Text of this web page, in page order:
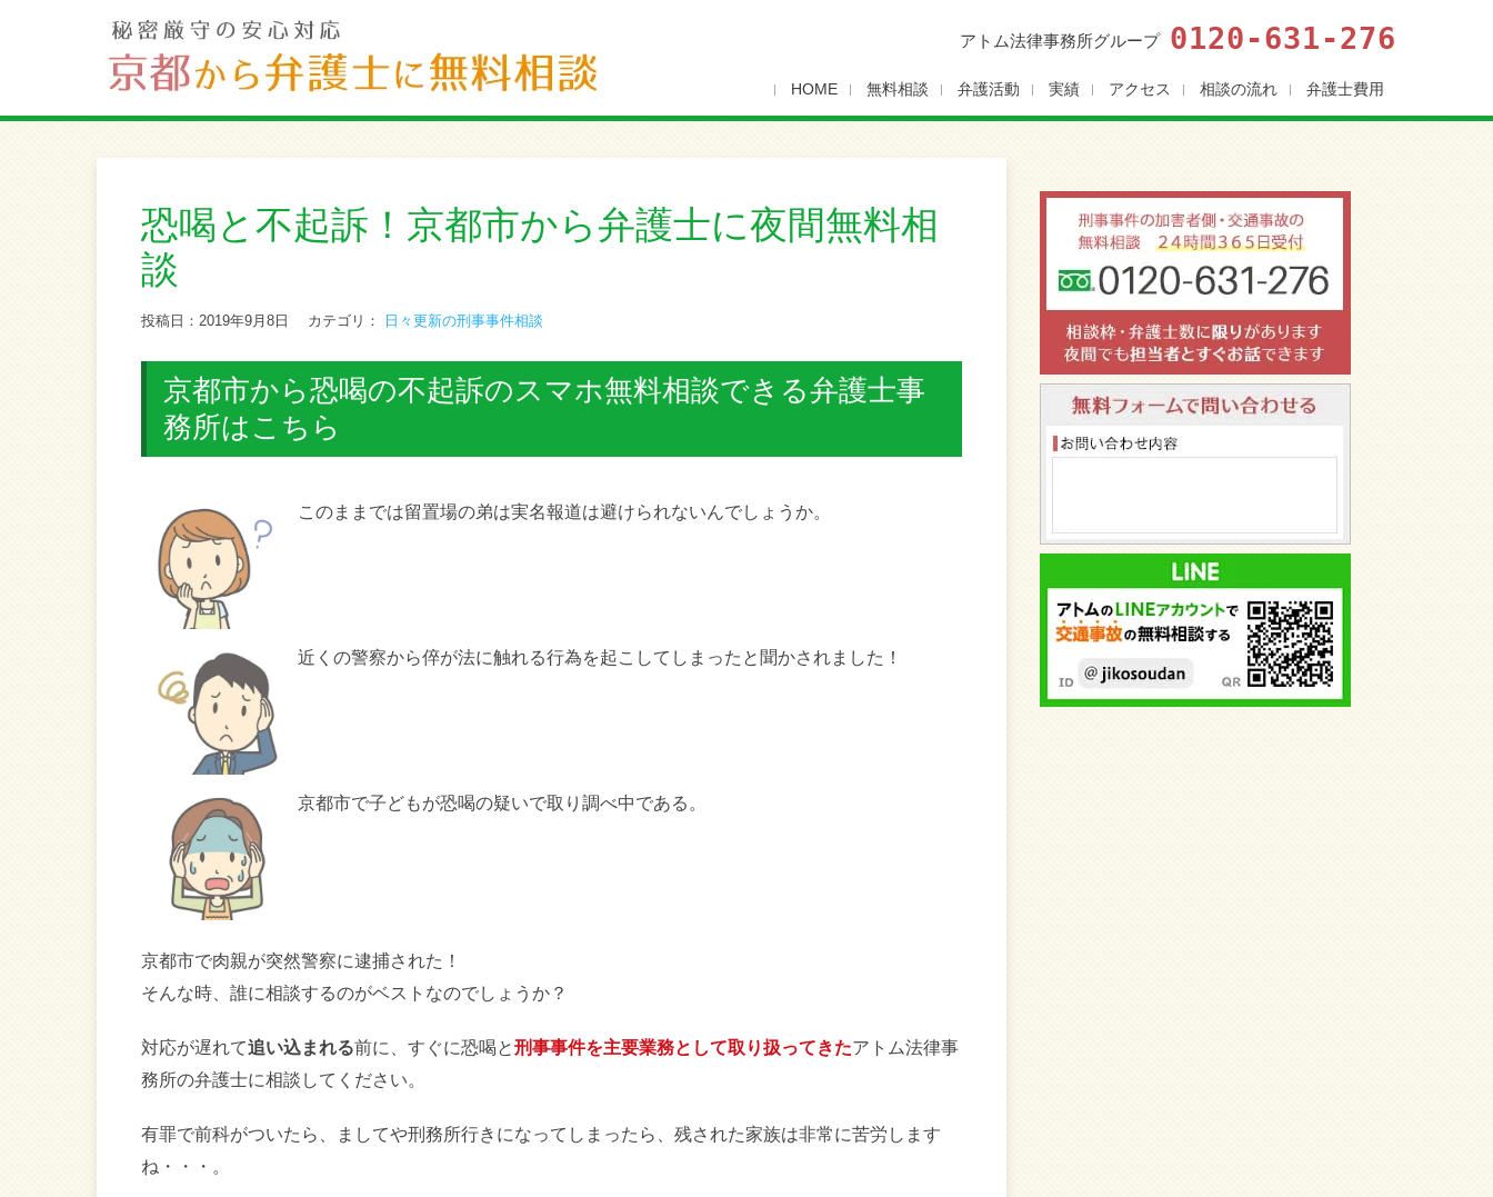
アトム法律事務所グループ 0120-631-276
HOME 無料相談 弁護活動 実績 アクセス 相談の流れ 弁護士費用
恐喝と不起訴！京都市から弁護士に夜間無料相
談
投稿日：2019年9月8日 カテゴリ： 日々更新の刑事事件相談
京都市から恐喝の不起訴のスマホ無料相談できる弁護士事
務所はこちら
このままでは留置場の弟は実名報道は避けられないんでしょうか。
近くの警察から倅が法に触れる行為を起こしてしまったと聞かされました！
京都市で子どもが恐喝の疑いで取り調べ中である。
京都市で肉親が突然警察に逮捕された！
そんな時、誰に相談するのがベストなのでしょうか？
対応が遅れて追い込まれる前に、すぐに恐喝と刑事事件を主要業務として取り扱ってきたアトム法律事
務所の弁護士に相談してください。
有罪で前科がついたら、ましてや刑務所行きになってしまったら、残された家族は非常に苦労します
ね・・・。